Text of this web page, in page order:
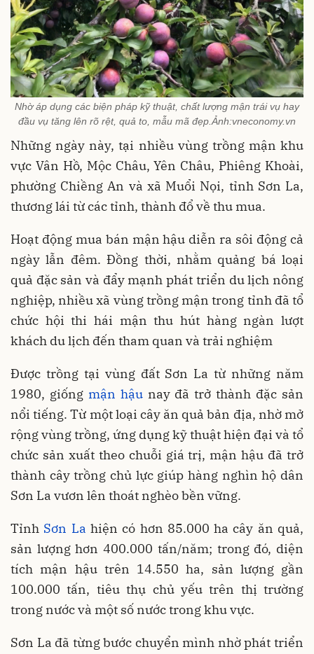
Nhờ áp dụng các biện pháp kỹ thuật, chất lượng mận trái vụ hay
đầu vụ tăng lên rõ rệt, quả to, mẫu mã đẹp.Ảnh:vneconomy.vn
Những ngày này, tại nhiều vùng trồng mận khu
vực Vân Hồ, Mộc Châu, Yên Châu, Phiêng Khoài,
phường Chiềng An và xã Muổi Nọi, tỉnh Sơn La,
thương lái từ các tỉnh, thành đổ về thu mua.
Hoạt động mua bán mận hậu diễn ra sôi động cả
ngày lẫn đêm. Đồng thời, nhằm quảng bá loại
quả đặc sản và đẩy mạnh phát triển du lịch nông
nghiệp, nhiều xã vùng trồng mận trong tỉnh đã tổ
chức hội thi hái mận thu hút hàng ngàn lượt
khách du lịch đến tham quan và trải nghiệm
Được trồng tại vùng đất Sơn La từ những năm
1980, giống mận hậunay đã trở thành đặc sản
nổi tiếng. Từ một loại cây ăn quả bản địa, nhờ mở
rộng vùng trồng, ứng dụng kỹ thuật hiện đại và tổ
chức sản xuất theo chuỗi giá trị, mận hậu đã trở
thành cây trồng chủ lực giúp hàng nghìn hộ dân
Sơn La vươn lên thoát nghèo bền vững.
Tỉnh Sơn La hiện có hơn 85.000 ha cây ăn quả,
sản lượng hơn 400.000 tấn/năm; trong đó, diện
tích mận hậu trên 14.550 ha, sản lượng gần
100.000 tấn, tiêu thụ chủ yếu trên thị trường
trong nước và một số nước trong khu vực.
Sơn La đã từng bước chuyển mình nhờ phát triển